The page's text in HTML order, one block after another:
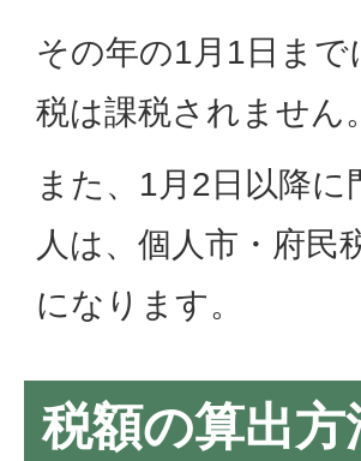
その年の1月1日ま
税は課税されません。
また、1月2日以降
人は、個人市・府民
になります。
税額の算出方